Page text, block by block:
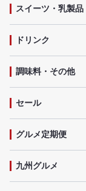
スイーツ・乳製品
ドリンク
調味料・その他
セール
グルメ定期便
九州グルメ